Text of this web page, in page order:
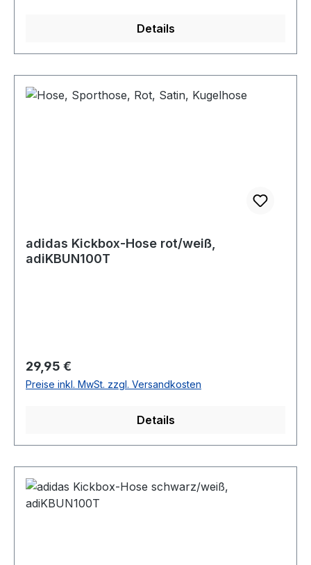
Details
adidas Kickbox-Hose rot/weiß,
adiKBUN100T
Regulärer Preis:
29,95 €
Preise inkl. MwSt. zzgl. Versandkosten
Details